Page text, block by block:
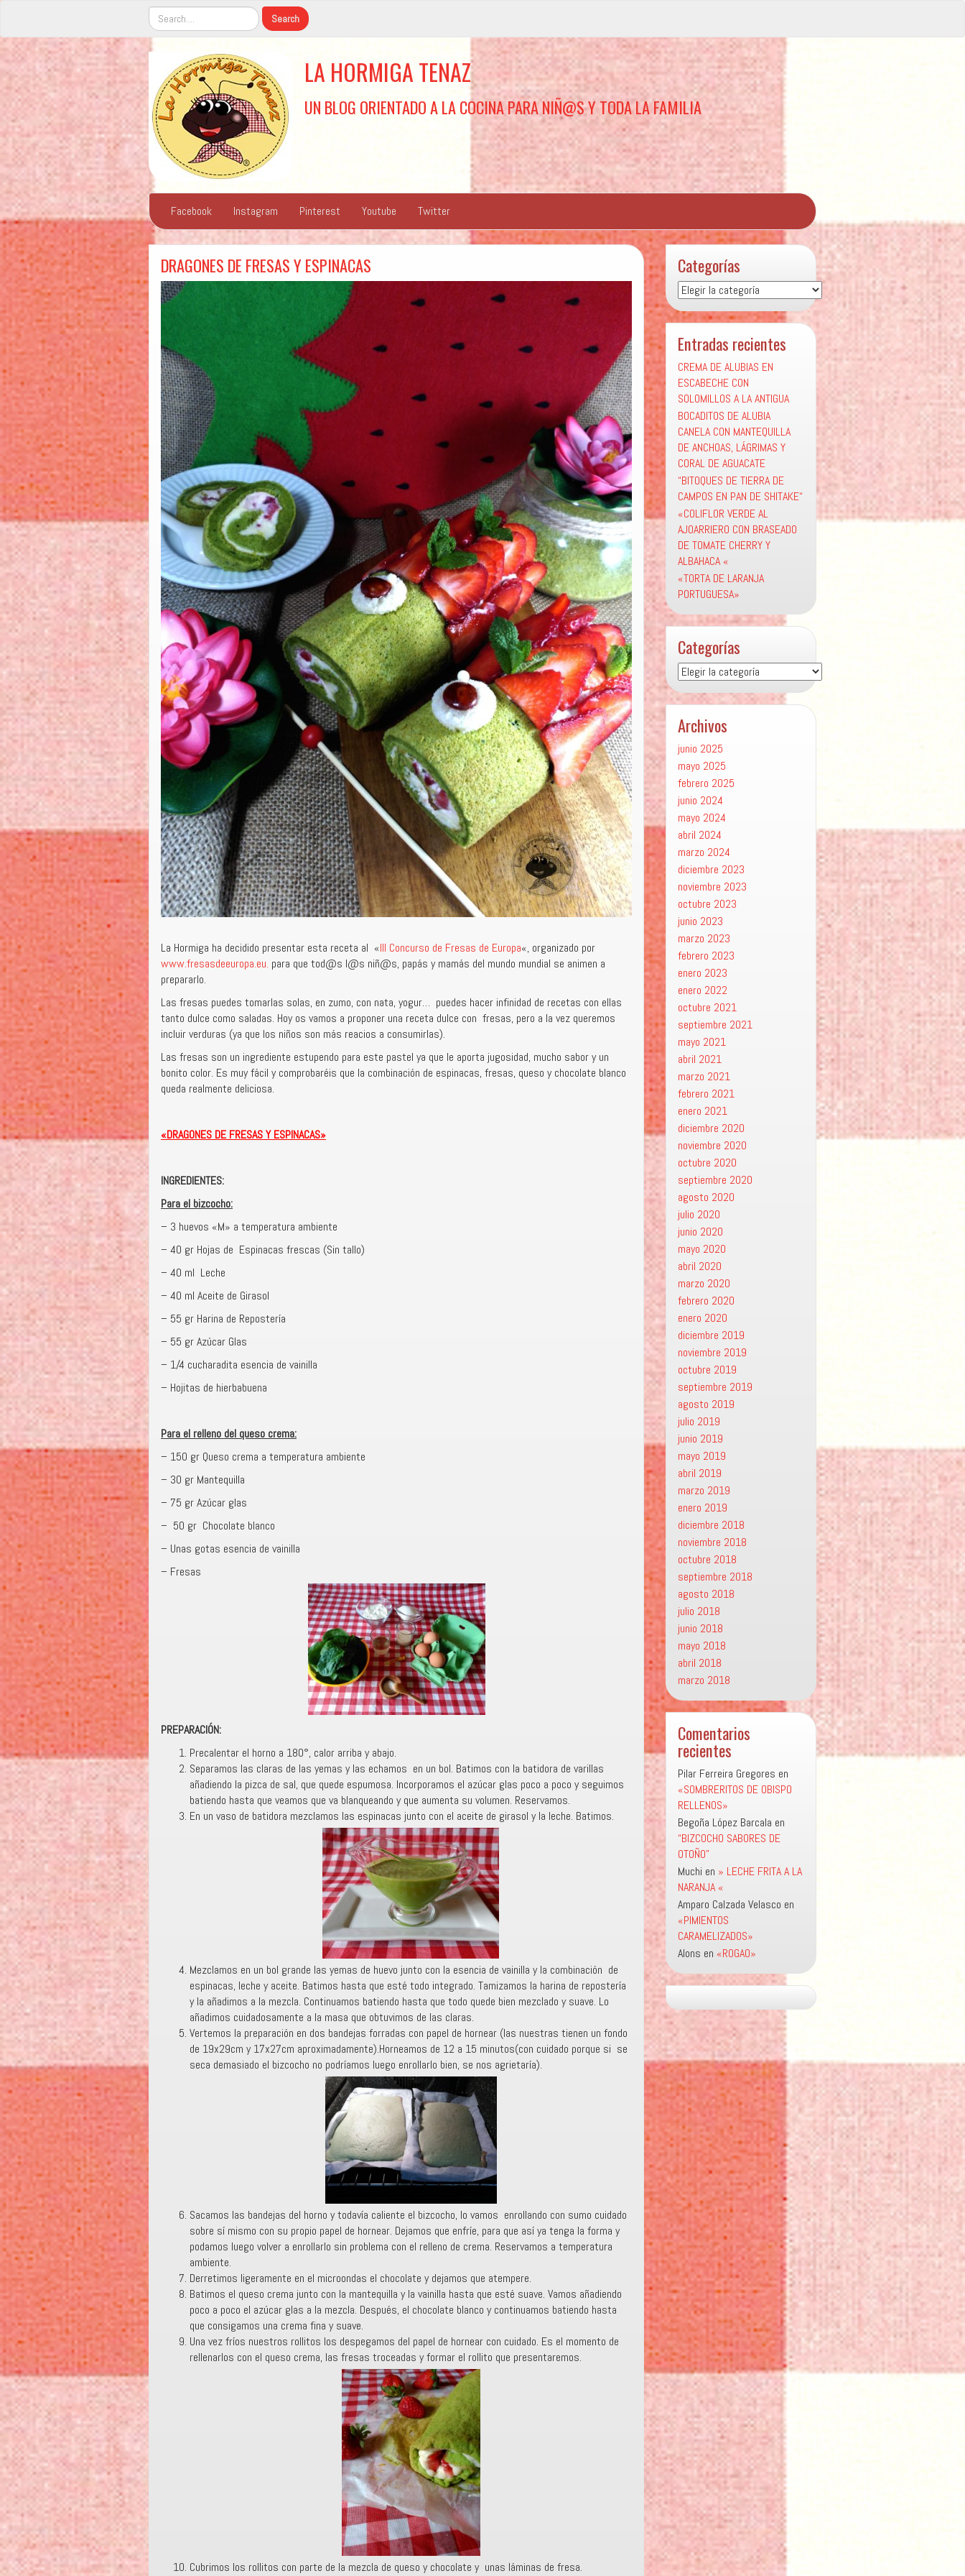
LA HORMIGA TENAZ
UN BLOG ORIENTADO A LA COCINA PARA NIÑ@S Y TODA LA FAMILIA
Facebook Instagram Pinterest Youtube Twitter
DRAGONES DE FRESAS Y ESPINACAS
La Hormiga ha decidido presentar esta receta al «III Concurso de Fresas de Europa«, organizado por
www.fresasdeeuropa.eu. para que tod@s l@s niñ@s, papás y mamás del mundo mundial se animen a
prepararlo.
Las fresas puedes tomarlas solas, en zumo, con nata, yogur… puedes hacer infinidad de recetas con ellas
tanto dulce como saladas. Hoy os vamos a proponer una receta dulce con fresas, pero a la vez queremos
incluir verduras (ya que los niños son más reacios a consumirlas).
Las fresas son un ingrediente estupendo para este pastel ya que le aporta jugosidad, mucho sabor y un
bonito color. Es muy fácil y comprobaréis que la combinación de espinacas, fresas, queso y chocolate blanco
queda realmente deliciosa.
«DRAGONES DE FRESAS Y ESPINACAS»
INGREDIENTES:
Para el bizcocho:
– 3 huevos «M» a temperatura ambiente
– 40 gr Hojas de Espinacas frescas (Sin tallo)
– 40 ml Leche
– 40 ml Aceite de Girasol
– 55 gr Harina de Repostería
– 55 gr Azúcar Glas
– 1/4 cucharadita esencia de vainilla
– Hojitas de hierbabuena
Para el relleno del queso crema:
– 150 gr Queso crema a temperatura ambiente
– 30 gr Mantequilla
– 75 gr Azúcar glas
– 50 gr Chocolate blanco
– Unas gotas esencia de vainilla
– Fresas
PREPARACIÓN:
Precalentar el horno a 180°, calor arriba y abajo.
Separamos las claras de las yemas y las echamos en un bol. Batimos con la batidora de varillas
añadiendo la pizca de sal, que quede espumosa. Incorporamos el azúcar glas poco a poco y seguimos
batiendo hasta que veamos que va blanqueando y que aumenta su volumen. Reservamos.
En un vaso de batidora mezclamos las espinacas junto con el aceite de girasol y la leche. Batimos.
Mezclamos en un bol grande las yemas de huevo junto con la esencia de vainilla y la combinación de
espinacas, leche y aceite. Batimos hasta que esté todo integrado. Tamizamos la harina de repostería
y la añadimos a la mezcla. Continuamos batiendo hasta que todo quede bien mezclado y suave. Lo
añadimos cuidadosamente a la masa que obtuvimos de las claras.
Vertemos la preparación en dos bandejas forradas con papel de hornear (las nuestras tienen un fondo
de 19x29cm y 17x27cm aproximadamente).Horneamos de 12 a 15 minutos(con cuidado porque si se
seca demasiado el bizcocho no podríamos luego enrollarlo bien, se nos agrietaría).
Sacamos las bandejas del horno y todavía caliente el bizcocho, lo vamos enrollando con sumo cuidado
sobre sí mismo con su propio papel de hornear. Dejamos que enfríe, para que así ya tenga la forma y
podamos luego volver a enrollarlo sin problema con el relleno de crema. Reservamos a temperatura
ambiente.
Derretimos ligeramente en el microondas el chocolate y dejamos que atempere.
Batimos el queso crema junto con la mantequilla y la vainilla hasta que esté suave. Vamos añadiendo
poco a poco el azúcar glas a la mezcla. Después, el chocolate blanco y continuamos batiendo hasta
que consigamos una crema fina y suave.
Una vez fríos nuestros rollitos los despegamos del papel de hornear con cuidado. Es el momento de
rellenarlos con el queso crema, las fresas troceadas y formar el rollito que presentaremos.
Cubrimos los rollitos con parte de la mezcla de queso y chocolate y unas láminas de fresa.
Categorías
Categorías
Entradas recientes
CREMA DE ALUBIAS EN
ESCABECHE CON
SOLOMILLOS A LA ANTIGUA
BOCADITOS DE ALUBIA
CANELA CON MANTEQUILLA
DE ANCHOAS, LÁGRIMAS Y
CORAL DE AGUACATE
“BITOQUES DE TIERRA DE
CAMPOS EN PAN DE SHITAKE“
«COLIFLOR VERDE AL
AJOARRIERO CON BRASEADO
DE TOMATE CHERRY Y
ALBAHACA «
«TORTA DE LARANJA
PORTUGUESA»
Categorías
Categorías
Archivos
junio 2025
mayo 2025
febrero 2025
junio 2024
mayo 2024
abril 2024
marzo 2024
diciembre 2023
noviembre 2023
octubre 2023
junio 2023
marzo 2023
febrero 2023
enero 2023
enero 2022
octubre 2021
septiembre 2021
mayo 2021
abril 2021
marzo 2021
febrero 2021
enero 2021
diciembre 2020
noviembre 2020
octubre 2020
septiembre 2020
agosto 2020
julio 2020
junio 2020
mayo 2020
abril 2020
marzo 2020
febrero 2020
enero 2020
diciembre 2019
noviembre 2019
octubre 2019
septiembre 2019
agosto 2019
julio 2019
junio 2019
mayo 2019
abril 2019
marzo 2019
enero 2019
diciembre 2018
noviembre 2018
octubre 2018
septiembre 2018
agosto 2018
julio 2018
junio 2018
mayo 2018
abril 2018
marzo 2018
Comentarios
recientes
Pilar Ferreira Gregores en
«SOMBRERITOS DE OBISPO
RELLENOS»
Begoña López Barcala en
“BIZCOCHO SABORES DE
OTOÑO”
Muchi en » LECHE FRITA A LA
NARANJA «
Amparo Calzada Velasco en
«PIMIENTOS
CARAMELIZADOS»
Alons en «ROGAO»